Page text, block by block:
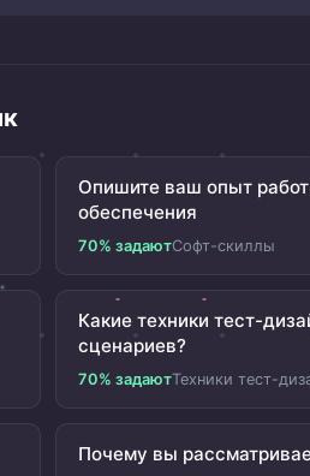
Опишите ваш опыт
обеспечения
70% задаютСофт-скиллы
Какие техники тест-
сценариев?
70% задаютТехники тест-
Почему вы